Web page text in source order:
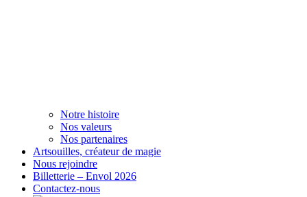
Notre histoire
Nos valeurs
Nos partenaires
Artsouilles, créateur de magie
Nous rejoindre
Billetterie – Envol 2026
Contactez-nous